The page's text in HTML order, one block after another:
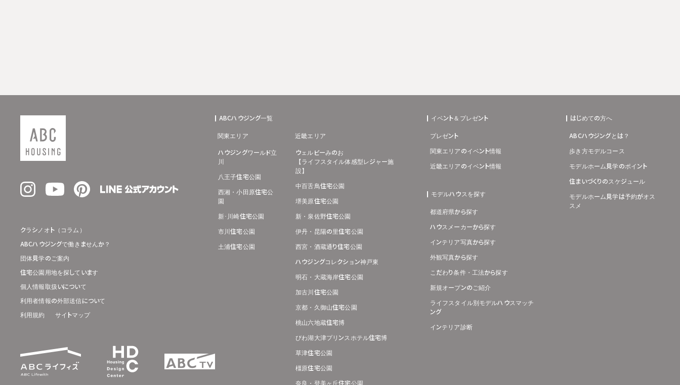
ABCハウジング一覧
関東エリア
ハウジングワールド立
川
八王子住宅公園
西湘・小田原住宅公
園
新･川崎住宅公園
市川住宅公園
土浦住宅公園
近畿エリア
ウェルビーみのお
【ライフスタイル体感型レジャー施
設】
中百舌鳥住宅公園
堺美原住宅公園
新・泉佐野住宅公園
伊丹・昆陽の里住宅公園
西宮・酒蔵通り住宅公園
ハウジングコレクション神戸東
明石・大蔵海岸住宅公園
加古川住宅公園
京都・久御山住宅公園
桃山六地蔵住宅博
びわ湖大津プリンスホテル住宅博
草津住宅公園
橿原住宅公園
奈良・登美ヶ丘住宅公園
イベント＆プレゼント
プレゼント
関東エリアのイベント情報
近畿エリアのイベント情報
モデルハウスを探す
都道府県から探す
ハウスメーカーから探す
インテリア写真から探す
外観写真から探す
こだわり条件・工法から探す
新規オープンのご紹介
ライフスタイル別モデルハウスマッチ
ング
インテリア診断
はじめての方へ
ABCハウジングとは？
歩き方モデルコース
モデルホーム見学のポイント
住まいづくりのスケジュール
モデルホーム見学は予約がオス
スメ
クラシノオト（コラム）
ABCハウジングで働きませんか？
団体見学のご案内
住宅公園用地を探しています
個人情報取扱いについて
利用者情報の外部送信について
利用規約
サイトマップ